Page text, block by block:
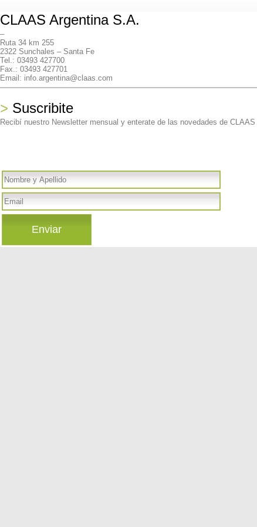
CLAAS Argentina S.A.
–
Ruta 34 km 255
2322 Sunchales – Santa Fe
Tel.: 03493 427700
Fax.: 03493 427701
Email: info.argentina@claas.com
> Suscribite
Recibí nuestro Newsletter mensual y enterate de las novedades de CLAAS